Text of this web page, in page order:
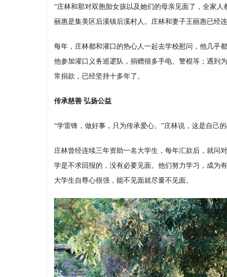
“庄林和那对双胞胎女孩以及她们的母亲见面了，全家
丽惠是集美区后溪镇后溪村人。庄林和妻子王丽惠已经
每年，庄林都和灌口的热心人一起去学校慰问，他几乎
他参加灌口义务巡逻队，捐赠很多手电、警棍等；遇到
常捐款，已经坚持十多年了。
传承慈善 弘扬公益
“学雷锋，做好事，只为传承爱心。”庄林说，这是自己的
庄林曾经连续三年资助一名大学生，每年汇款后，就问
学是不求回报的，没有必要见面。他们努力学习，成为
大学生自尊心很强，能不见面就尽量不见面。